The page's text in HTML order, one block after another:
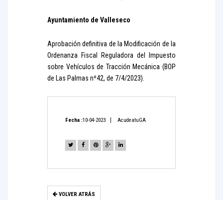
Ayuntamiento de Valleseco
Aprobación definitiva de la Modificación de la
Ordenanza Fiscal Reguladora del Impuesto
sobre Vehículos de Tracción Mecánica (BOP
de Las Palmas nº42, de 7/4/2023).
Fecha :10-04-2023 AcudeatuGA
VOLVER ATRÁS